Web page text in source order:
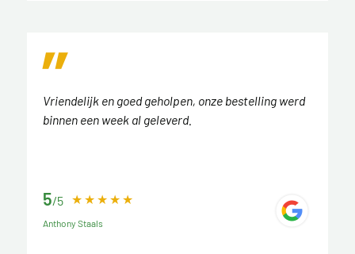
Vriendelijk en goed geholpen, onze bestelling werd
binnen een week al geleverd.
5/5
Anthony Staals